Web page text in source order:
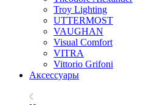
Troy Lighting
UTTERMOST
VAUGHAN
Visual Comfort
VITRA
Vittorio Grifoni
Аксессуары